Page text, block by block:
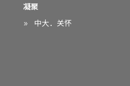
凝聚
中大．关怀